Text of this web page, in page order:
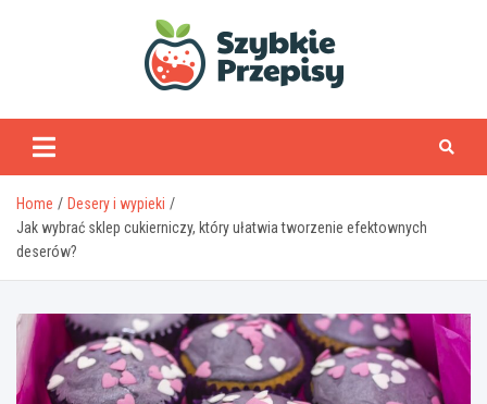
Home
Desery i wypieki
Jak wybrać sklep cukierniczy, który ułatwia tworzenie efektownych
deserów?